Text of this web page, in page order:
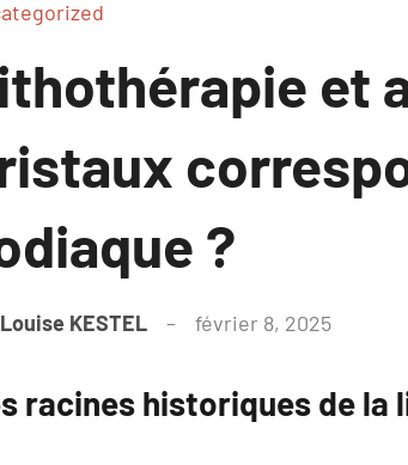
et
?
Louise KESTEL février 8, 2025
racines historiques de la